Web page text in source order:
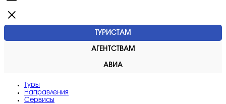
ТУРИСТАМ
АГЕНТСТВАМ
АВИА
Туры
Направления
Сервисы